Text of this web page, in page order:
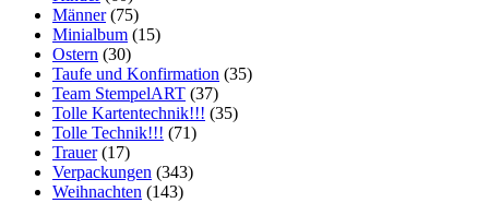
Männer(75)
Minialbum (15)
Ostern (30)
Taufe und Konfirmation (35)
Team StempelART (37)
Tolle Kartentechnik!!! (35)
Tolle Technik!!! (71)
Trauer(17)
Verpackungen (343)
Weihnachten (143)